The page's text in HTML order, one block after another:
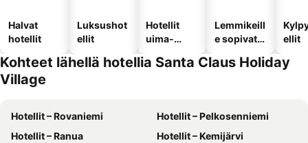
Halvat
hotellit
Luksushot
ellit
Hotellit
uima-
Lemmikeill
e sopivat
ellit
Kohteet lähellä hotellia Santa Claus Holiday
Village
Hotellit – Rovaniemi
Hotellit – Pelkosenniemi
Hotellit – Ranua
Hotellit – Kemijärvi